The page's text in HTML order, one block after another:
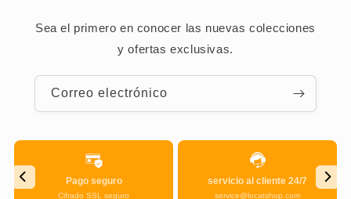
Sea el primero en conocer las nuevas colecciones
y ofertas exclusivas.
Correo electrónico
servicio al cliente 24/7
service@locatshop.com
Calidad
garantía de calidad